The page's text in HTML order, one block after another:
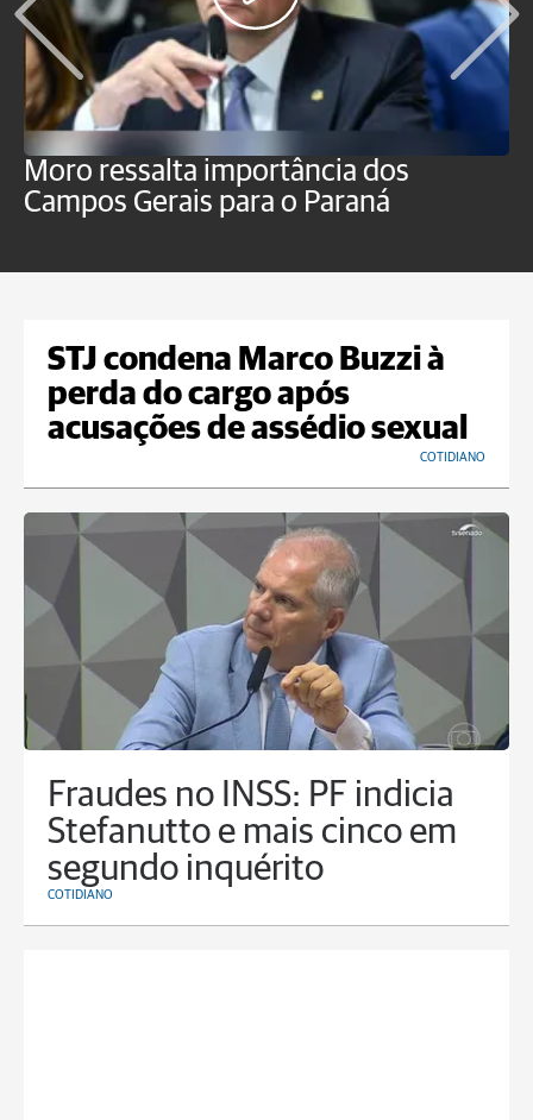
Moro ressalta importância dos
Campos Gerais para o Paraná
STJ condena Marco Buzzi à
perda do cargo após
acusações de assédio sexual
COTIDIANO
Fraudes no INSS: PF indicia
Stefanutto e mais cinco em
segundo inquérito
COTIDIANO